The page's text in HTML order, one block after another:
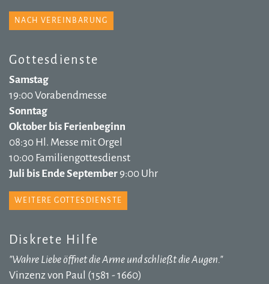
NACH VEREINBARUNG
Gottesdienste
Samstag
19:00 Vorabendmesse
Sonntag
Oktober bis Ferienbeginn
08:30 Hl. Messe mit Orgel
10:00 Familiengottesdienst
Juli bis Ende September 9:00 Uhr
WEITERE GOTTESDIENSTE
Diskrete Hilfe
"Wahre Liebe öffnet die Arme und schließt die Augen."
Vinzenz von Paul (1581 - 1660)